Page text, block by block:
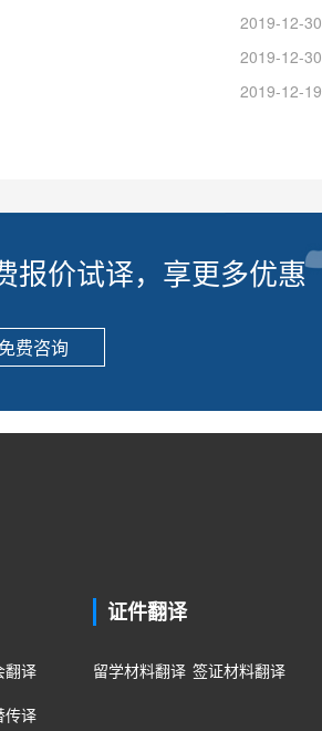
2019-12-30
2019-12-30
2019-12-19
报价试译，享更多优惠
免费咨询
翻译
传译
证件翻译
留学材料翻译 签证材料翻译